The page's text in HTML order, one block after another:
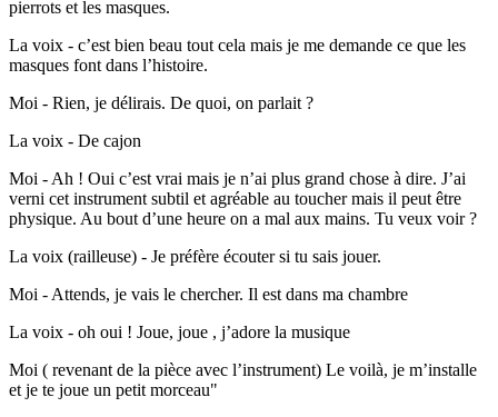
pierrots et les masques.
La voix - c’est bien beau tout cela mais je me demande ce que les
masques font dans l’histoire.
Moi - Rien, je délirais. De quoi, on parlait ?
La voix - De cajon
Moi - Ah ! Oui c’est vrai mais je n’ai plus grand chose à dire. J’ai
verni cet instrument subtil et agréable au toucher mais il peut être
physique. Au bout d’une heure on a mal aux mains. Tu veux voir ?
La voix (railleuse) - Je préfère écouter si tu sais jouer.
Moi - Attends, je vais le chercher. Il est dans ma chambre
La voix - oh oui ! Joue, joue , j’adore la musique
Moi ( revenant de la pièce avec l’instrument) Le voilà, je m’installe
et je te joue un petit morceau"